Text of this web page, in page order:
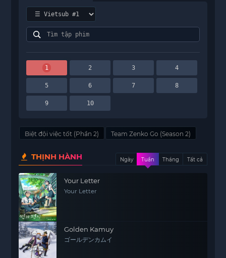
1 2 3 4
5 6 7 8
9 10
Biệt đội việc tốt (Phần 2) Team Zenko Go (Season 2)
THỊNH HÀNH Ngày Tuần Tháng Tất cả
Your Letter
Your Letter
Golden Kamuy
ゴールデンカムイ